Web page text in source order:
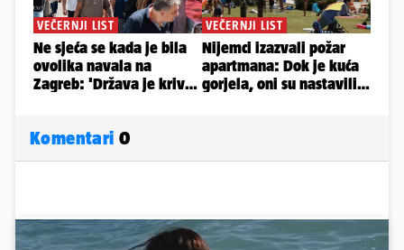
Komentari 0